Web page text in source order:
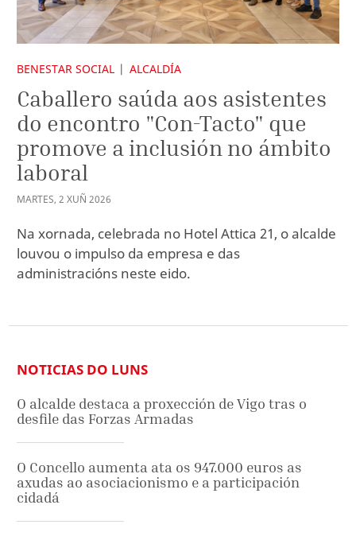
BENESTAR SOCIAL ALCALDÍA
Caballero saúda aos asistentes
do encontro "Con-Tacto" que
promove a inclusión no ámbito
laboral
MARTES, 2 XUÑ 2026
Na xornada, celebrada no Hotel Attica 21, o alcalde
louvou o impulso da empresa e das
administracións neste eido.
NOTICIAS DO LUNS
O alcalde destaca a proxección de Vigo tras o
desfile das Forzas Armadas
O Concello aumenta ata os 947.000 euros as
axudas ao asociacionismo e a participación
cidadá